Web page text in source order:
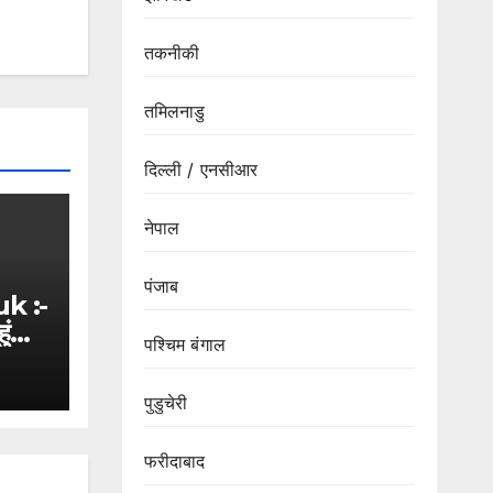
:-
तकनीकी
तमिलनाडु
दिल्ली / एनसीआर
नेपाल
पंजाब
पश्चिम बंगाल
पुडुचेरी
फरीदाबाद